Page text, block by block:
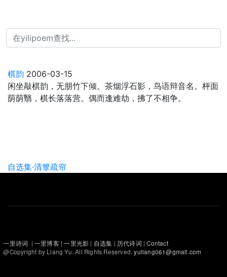
棋韵 2006-03-15
闲坐敲棋韵，无朋竹下倾。茶烟浮石影，鸟语辩音名。枰面
荫荫翳，棋长落落营。偶而逢难劫，拂了不相争。
自选集·清簟疏帘
一里诗词 |一里博客 |一里光影 | 自选集 | 历代诗词 |Contact
@Copyright by Liang Yu. All Rights Reserved.yuliang061@gmail.com